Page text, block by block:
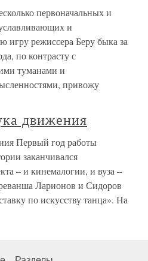
первоначальных и
и
игру режиссера Беру быка за
по контрасту с
туманами и
привожу
движения
Первый год работы
заканчивался
– и кинемалогии, и вуза –
Ларионов и Сидоров
по искусству танца». На